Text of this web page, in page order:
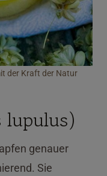
der Kraft der Natur
lupulus)
genauer
Sie